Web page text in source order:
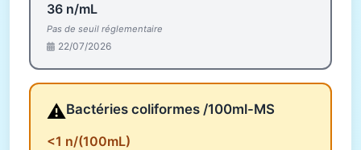
36 n/mL
Pas de seuil réglementaire
22/07/2026
⚠️Bactéries coliformes /100ml-MS
<1 n/(100mL)